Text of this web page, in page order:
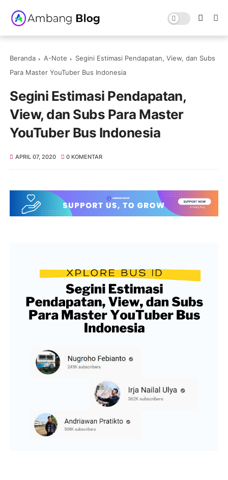
Beranda A-Note
Segini Estimasi Pendapatan, View, dan Subs
Para Master YouTuber Bus Indonesia
Segini Estimasi Pendapatan,
View, dan Subs Para Master
YouTuber Bus Indonesia
APRIL 07, 2020 0 KOMENTAR